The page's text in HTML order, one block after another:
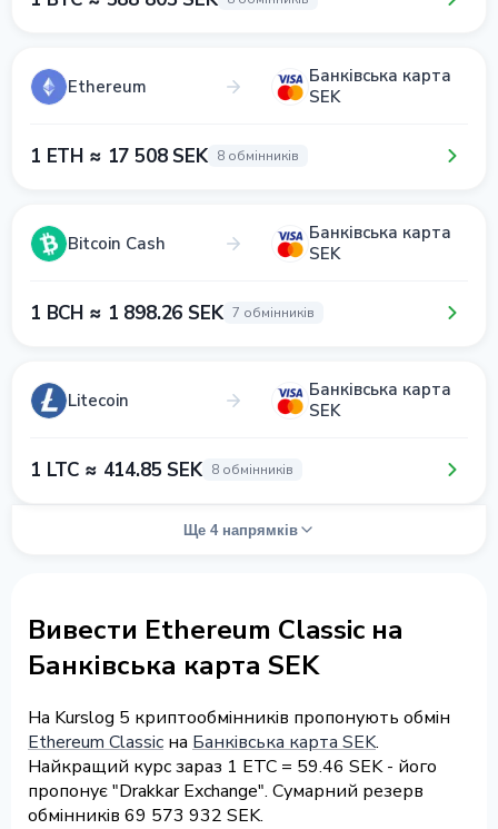
Ethereum
Банківська карта
SEK
1 ETH ≈ 17 508 SEK 8 обмінників
Bitcoin Cash
Банківська карта
SEK
1 BCH ≈ 1 898.26 SEK 7 обмінників
Litecoin
Банківська карта
SEK
1 LTC ≈ 414.85 SEK 8 обмінників
Ще 4 напрямків
Вивести Ethereum Classic на
Банківська карта SEK
На Kurslog 5 криптообмінників пропонують обмін
Ethereum Classic на Банківська карта SEK.
Найкращий курс зараз 1 ETC = 59.46 SEK - його
пропонує "Drakkar Exchange". Сумарний резерв
обмінників 69 573 932 SEK.